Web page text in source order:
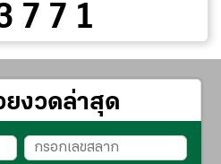
ยงวดล่าสุด